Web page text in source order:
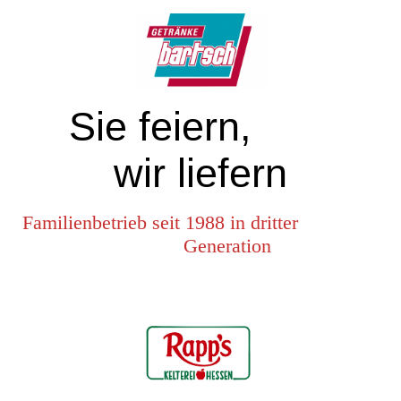
Sie feiern,
wir liefern
Familienbetrieb seit 1988 in dritter
Generation